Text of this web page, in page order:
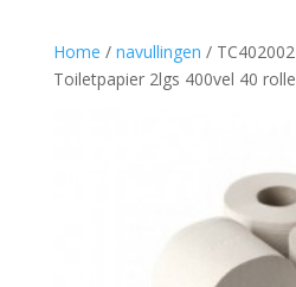
Home / navullingen /
Toiletpapier 2lgs 400vel 40